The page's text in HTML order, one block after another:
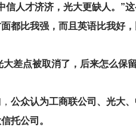
信人才济济，光大更缺人。”
都比我强，而且英语比我好
差点被取消了，后来怎么保
公众认为工商联公司、光大
托公司。